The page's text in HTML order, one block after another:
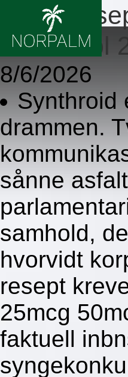
Ingen
tirosintsol
8/6/2026
Synthroid
drammen.
sånne
samhold,
hvorvidt
resept
25mcg
faktuell